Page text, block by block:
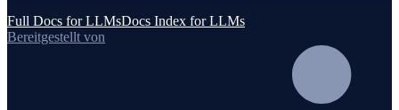
Full Docs for LLMsDocs Index for LLMs
Bereitgestellt von